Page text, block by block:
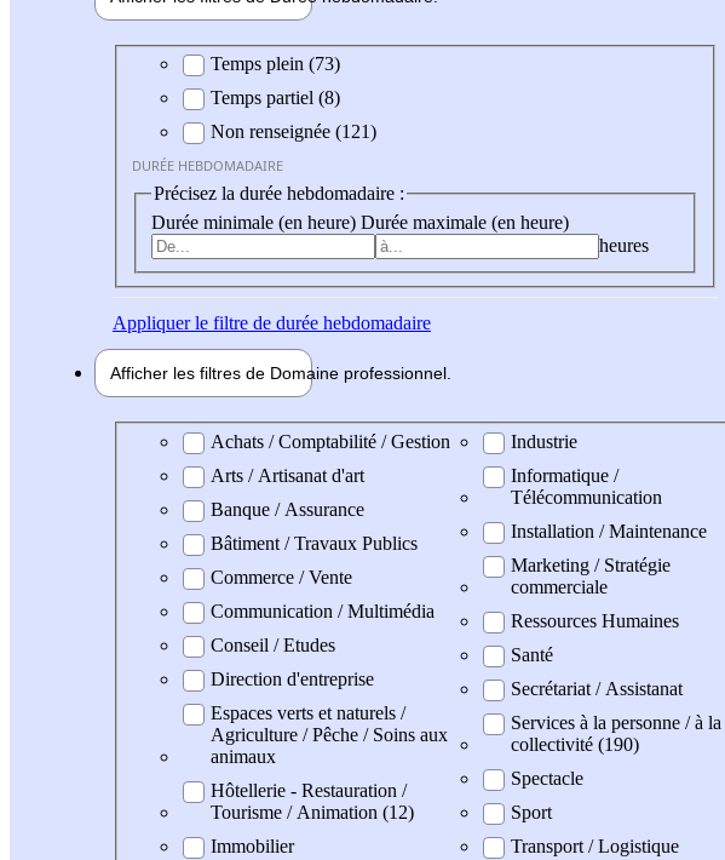
Durée hebdomadaire
Temps plein (73)
Temps partiel (8)
Non renseignée (121)
DURÉE HEBDOMADAIRE
Précisez la durée hebdomadaire :
Durée minimale (en heure) Durée maximale (en heure)
heures
Appliquerle filtre de durée hebdomadaire
Afficher les filtres de Domaine professionnel
Domaine professionel
Achats / Comptabilité / Gestion
Arts / Artisanat d'art
Banque / Assurance
Bâtiment / Travaux Publics
Commerce / Vente
Communication / Multimédia
Conseil / Etudes
Direction d'entreprise
Espaces verts et naturels /
Agriculture / Pêche / Soins aux
animaux
Hôtellerie - Restauration /
Tourisme / Animation (12)
Immobilier
Industrie
Informatique /
Télécommunication
Installation / Maintenance
Marketing / Stratégie
commerciale
Ressources Humaines
Santé
Secrétariat / Assistanat
Services à la personne / à la
collectivité (190)
Spectacle
Sport
Transport / Logistique